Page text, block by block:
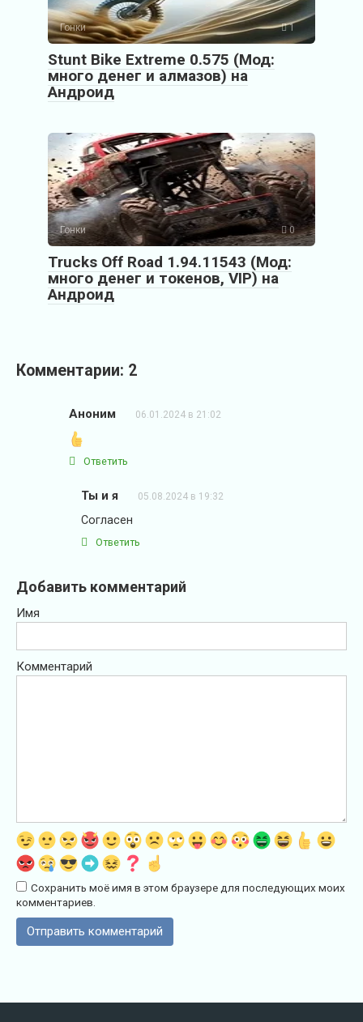
Гонки 1
Stunt Bike Extreme 0.575 (Мод:
много денег и алмазов) на
Андроид
Гонки 0
Trucks Off Road 1.94.11543 (Мод:
много денег и токенов, VIP) на
Андроид
Комментарии: 2
Аноним 06.01.2024 в 21:02
Ответить
Ты и я 05.08.2024 в 19:32
Согласен
Ответить
Добавить комментарий
Имя
Комментарий
Сохранить моё имя в этом браузере для последующих моих
комментариев.